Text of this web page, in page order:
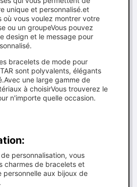
unique et personnalisé.et
où vous voulez montrer votre
ou un groupeVous pouvez
design et le message pour
bracelets de mode pour
sont polyvalents, élégants
une large gamme de
à choisirVous trouverez le
n'importe quelle occasion.
personnalisation, vous
charmes de bracelets et
personnelle aux bijoux de